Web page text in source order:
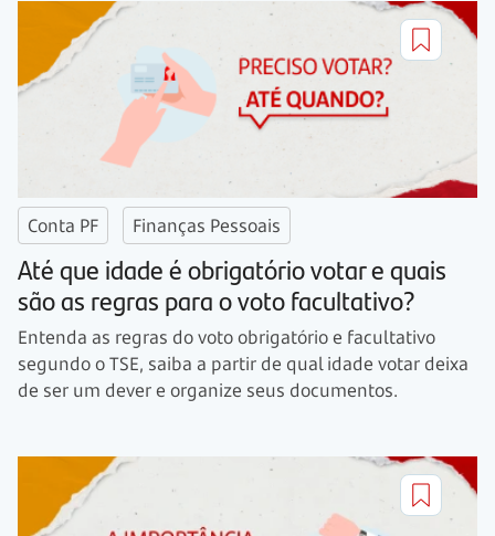
Conta PF Finanças Pessoais
Até que idade é obrigatório votar e quais
são as regras para o voto facultativo?
Entenda as regras do voto obrigatório e facultativo
segundo o TSE, saiba a partir de qual idade votar deixa
de ser um dever e organize seus documentos.